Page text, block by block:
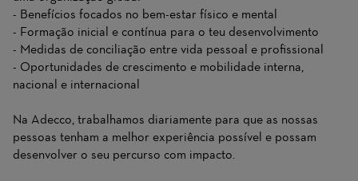
- Benefícios focados no bem-estar físico e mental
- Formação inicial e contínua para o teu desenvolvimento
- Medidas de conciliação entre vida pessoal e profissional
- Oportunidades de crescimento e mobilidade interna,
nacional e internacional
Na Adecco, trabalhamos diariamente para que as nossas
pessoas tenham a melhor experiência possível e possam
desenvolver o seu percurso com impacto.